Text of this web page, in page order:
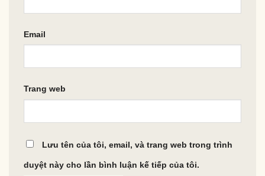
Email
Trang web
Lưu tên của tôi, email, và trang web trong trình
duyệt này cho lần bình luận kế tiếp của tôi.